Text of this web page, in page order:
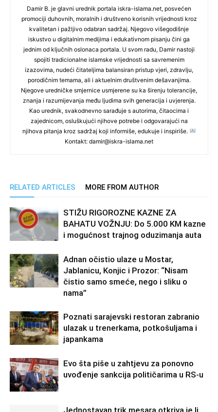
Damir B. je glavni urednik portala iskra-islama.net, posvećen
promociji duhovnih, moralnih i društveno korisnih vrijednosti kroz
kvalitetan i pažljivo odabran sadržaj. Njegovo višegodišnje
iskustvo u digitalnim medijima i edukativnom pisanju čini ga
jednim od ključnih oslonaca portala. U svom radu, Damir nastoji
spojiti tradicionalne islamske vrijednosti sa savremenim
izazovima, nudeći čitateljima balansiran pristup vjeri, zdravlju,
porodičnim temama, ali i aktuelnim društvenim dešavanjima.
Njegove uredničke smjernice usmjerene su ka širenju tolerancije,
znanja i razumijevanja među ljudima svih generacija i uvjerenja.
Kao urednik, svakodnevno sarađuje s autorima, čitaocima i
zajednicom, osluškujući njihove potrebe i odgovarajući na
njihova pitanja kroz sadržaj koji informiše, edukuje i inspiriše.
Kontakt: damir@iskra-islama.net
RELATED ARTICLES MORE FROM AUTHOR
STIŽU RIGOROZNE KAZNE ZA
BAHATU VOŽNJU: Do 5.000 KM kazne
i mogućnost trajnog oduzimanja auta
Adnan očistio ulaze u Mostar,
Jablanicu, Konjic i Prozor: “Nisam
čistio samo smeće, nego i sliku o
nama”
Poznati sarajevski restoran zabranio
ulazak u trenerkama, potkošuljama i
japankama
Evo šta piše u zahtjevu za ponovno
uvođenje sankcija političarima u RS-u